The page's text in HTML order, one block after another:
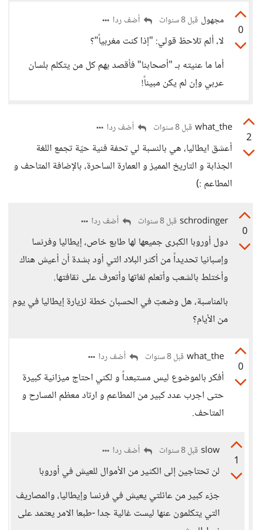
0
مجهول قبل 8 سنوات أضف ردا
لا، ألم تلاحظ قولي: "إذا كنت مغربياً"؟
أما ما عنيته بـ "أصحابنا" فأقصد بهم كل من يتكلم بلسان
عربي وإن لم يكن مبيناً!
2
what_the قبل 8 سنوات أضف ردا
أعشق ايطاليا، هي بالنسبة لي تحفة فنية حيّة تجمع اللغة
الجذابة و التاريخ المميز و العمارة الساحرة، بالإضافة المتاحف و
المطاعم :)
0
schrodinger قبل 8 سنوات أضف ردا
دول أوروبا الكبرى جميعها لها طابع خاص، إيطاليا وفرنسا
وإسبانيا تحديداً من أكثر البلاد التي أود بشدة أن أعيش هناك
وأختلط بالشعب وأتعلم لغاتها وأتعرف على ثقافتها.
بالمناسبة، هل وضعتِ في الحسبان خطة لزيارة إيطاليا في يوم
من الأيام؟
0
what_the قبل 8 سنوات أضف ردا
أفكر بالموضوع ليس مستبعداً و لكني احتاج ميزانية كبيرة
حتى اجرب عدد كبير من المطاعم و ارتاد معظم المسارح و
المتاحف.
1
slow قبل 8 سنوات أضف ردا
لن تحتاجين إلى الكثير من الأموال للعيش في أوروبا
جزء كبير من عائلتي يعيش في فرنسا وإيطاليا، والمصاريف
التي يتكلمون عنها ليست غالية جدا -طبعا الامر يعتمد على